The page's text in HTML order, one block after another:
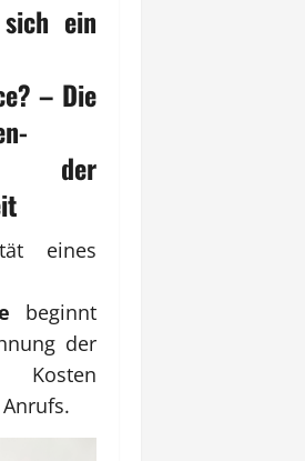
ein
? – Die
der
eines
beginnt
der
Kosten